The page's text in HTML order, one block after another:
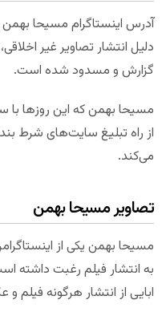
دلیل انتشار تصاویر غیر
گزارش و مسدود شده است.
مسیحا بهمن که این روزها با
از راه تبلیغ سایت‌های شرط
می‌کند.
تصاویر مسیحا بهمن
مسیحا بهمن یکی از
به انتشار فیلم رغبت داشته
ابایی از انتشار هرگونه